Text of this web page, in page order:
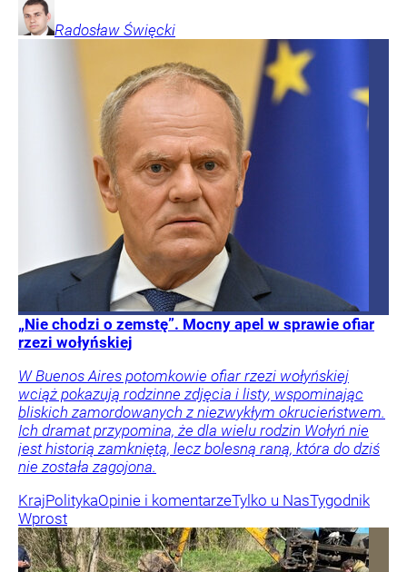
Radosław Święcki
„Nie chodzi o zemstę”. Mocny apel w sprawie ofiar
rzezi wołyńskiej
W Buenos Aires potomkowie ofiar rzezi wołyńskiej
wciąż pokazują rodzinne zdjęcia i listy, wspominając
bliskich zamordowanych z niezwykłym okrucieństwem.
Ich dramat przypomina, że dla wielu rodzin Wołyń nie
jest historią zamkniętą, lecz bolesną raną, która do dziś
nie została zagojona.
KrajPolitykaOpinie i komentarzeTylko u NasTygodnik
Wprost